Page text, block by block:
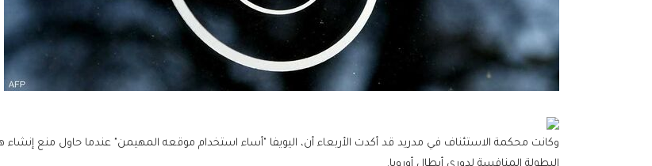
وكانت محكمة الاستئناف في مدريد قد أكدت الأربعاء أن، اليويفا "أساء استخدام موقعه المهيمن" عندما حاول منع إنشاء